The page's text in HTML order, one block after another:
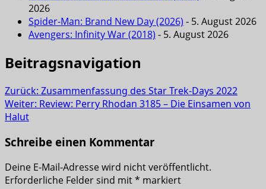
2026
Spider-Man: Brand New Day (2026) - 5. August 2026
Avengers: Infinity War (2018) - 5. August 2026
Beitragsnavigation
Zurück: Zusammenfassung des Star Trek-Days 2022
Weiter: Review: Perry Rhodan 3185 – Die Einsamen von
Halut
Schreibe einen Kommentar
Deine E-Mail-Adresse wird nicht veröffentlicht.
Erforderliche Felder sind mit* markiert